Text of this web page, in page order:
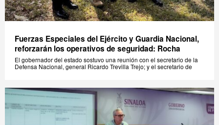
Fuerzas Especiales del Ejército y Guardia Nacional,
reforzarán los operativos de seguridad: Rocha
El gobernador del estado sostuvo una reunión con el secretario de la
Defensa Nacional, general Ricardo Trevilla Trejo; y el secretario de